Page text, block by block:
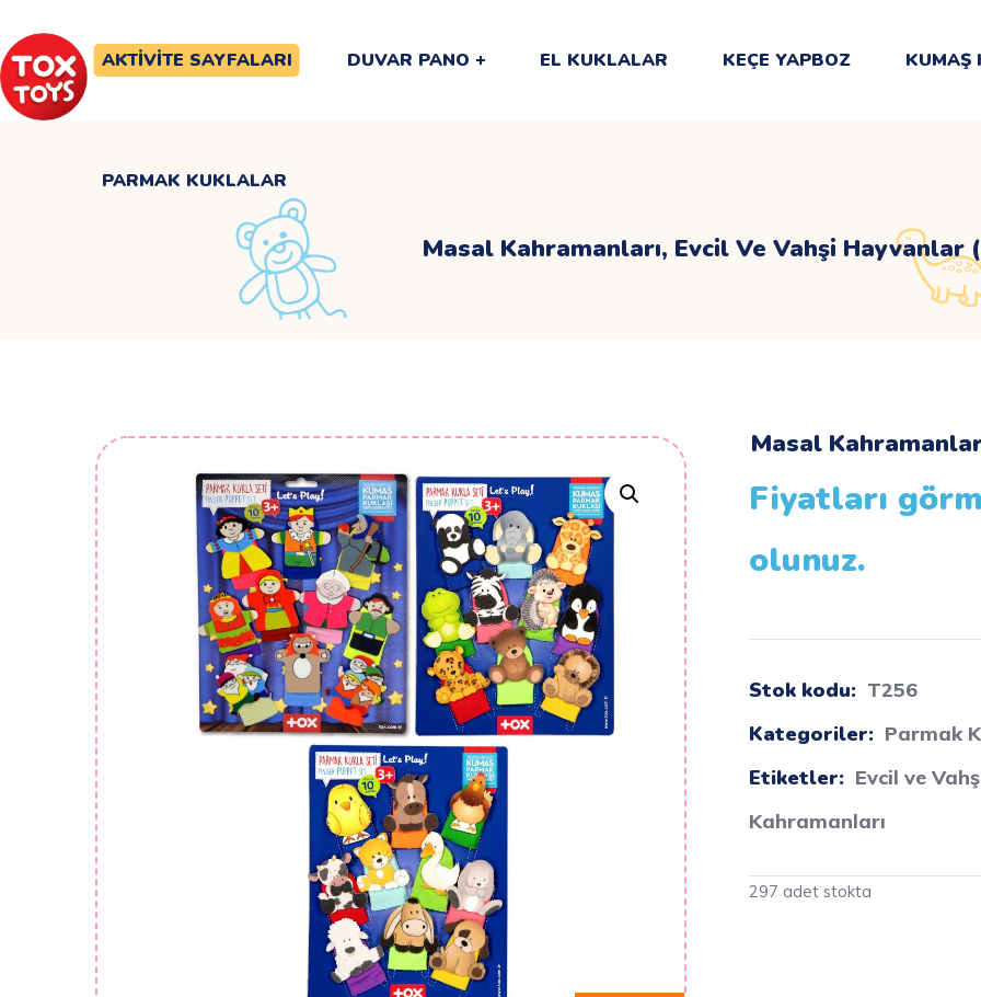
AKTIVITE SAYFALARI DUVAR PANO EL KUKLALAR KEÇE YAPBOZ KUMAŞ
PARMAK KUKLALAR
PARMAK KUKLALAR
Masal Kahramanları, Evcil Ve Vahşi Hayvanlar
Masal
Fiyatları
olunuz.
Stok kodu: T256
Kategoriler: Parmak
Etiketler: Evcil ve
Kahramanları
297 adet stokta